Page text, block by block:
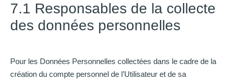
7.1 Responsables de la collecte
des données personnelles
Pour les Données Personnelles collectées dans le cadre de la
création du compte personnel de l’Utilisateur et de sa